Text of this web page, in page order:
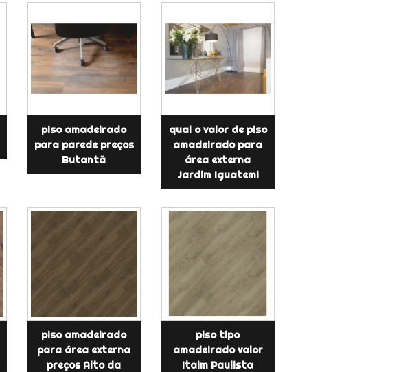
piso amadeirado
para parede preços
Butantã
qual o valor de piso
amadeirado para
área externa
Jardim Iguatemi
piso amadeirado
para área externa
preços Alto da
piso tipo
amadeirado valor
Itaim Paulista